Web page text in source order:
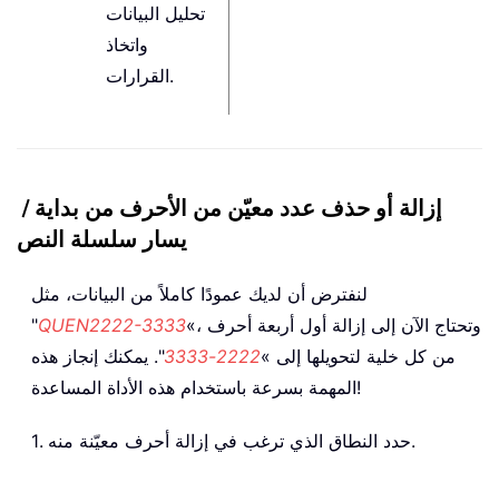
تحليل البيانات
واتخاذ
القرارات.
إزالة أو حذف عدد معيّن من الأحرف من بداية /
يسار سلسلة النص
لنفترض أن لديك عمودًا كاملاً من البيانات، مثل
"QUEN2222-3333«، وتحتاج الآن إلى إزالة أول أربعة أحرف
من كل خلية لتحويلها إلى »2222-3333
". يمكنك إنجاز هذه
المهمة بسرعة باستخدام هذه الأداة المساعدة!
1. حدد النطاق الذي ترغب في إزالة أحرف معيّنة منه.